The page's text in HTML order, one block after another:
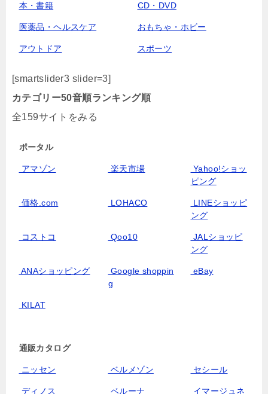
本・書籍 CD・DVD
医薬品・ヘルスケア おもちゃ・ホビー
アウトドア スポーツ
[smartslider3 slider=3]
カテゴリー50音順ランキング順
全159サイトをみる
ポータル
アマゾン 楽天市場
Yahoo!ショッ
ピング
価格.com LOHACO
LINEショッピ
ング
コストコ Qoo10
JALショッピ
ング
ANAショッピング
Google shoppin
g
eBay
KILAT
通販カタログ
ニッセン ベルメゾン セシール
ディノス ベルーナ
イマージュネ